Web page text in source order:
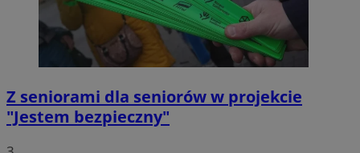
Z seniorami dla seniorów w projekcie
"Jestem bezpieczny"